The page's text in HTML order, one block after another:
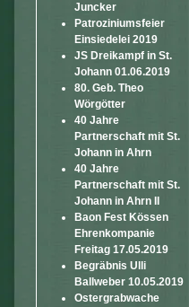
Juncker
Patroziniumsfeier
Einsiedelei 2019
JS Dreikampf in St.
Johann 01.06.2019
80. Geb. Theo
Wörgötter
40 Jahre
Partnerschaft mit St.
Johann in Ahrn
40 Jahre
Partnerschaft mit St.
Johann in Ahrn II
Baon Fest Kössen
Ehrenkompanie
Freitag 17.05.2019
Begräbnis Ulli
Ballweber 10.05.2019
Ostergrabwache